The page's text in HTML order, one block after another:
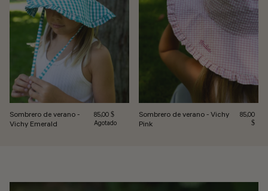
Sombrero de verano -
Vichy Emerald
Precio habitual
85,00 $
Agotado
Sombrero de verano - Vichy
Pink
Precio
85,00
$